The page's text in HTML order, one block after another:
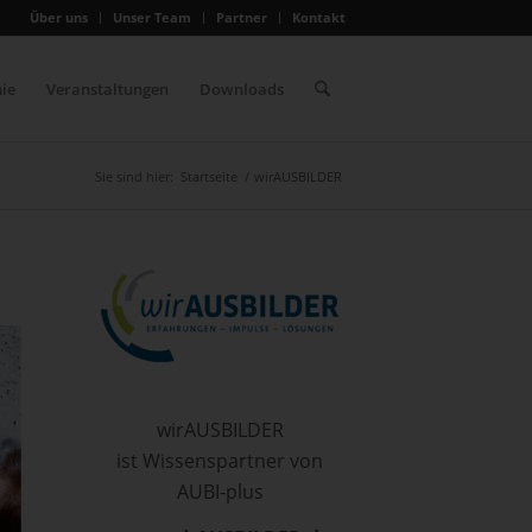
Über uns Unser Team Partner Kontakt
Veranstaltungen Downloads
Sie sind hier: Startseite / wirAUSBILDER
wirAUSBILDER
ist Wissenspartner von
AUBI-plus